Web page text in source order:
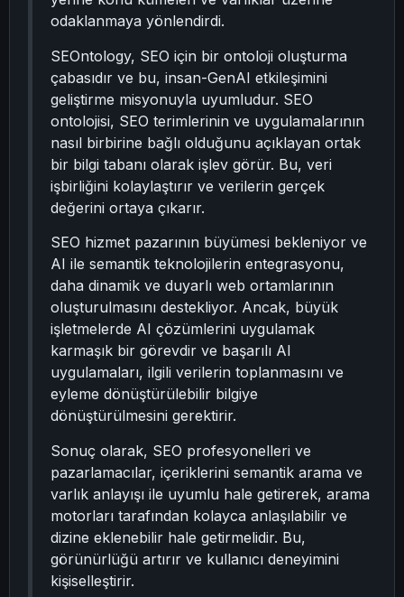
odaklanmaya yönlendirdi.
SEOntology, SEO için bir ontoloji oluşturma
çabasıdır ve bu, insan-GenAI etkileşimini
geliştirme misyonuyla uyumludur. SEO
ontolojisi, SEO terimlerinin ve uygulamalarının
nasıl birbirine bağlı olduğunu açıklayan ortak
bir bilgi tabanı olarak işlev görür. Bu, veri
işbirliğini kolaylaştırır ve verilerin gerçek
değerini ortaya çıkarır.
SEO hizmet pazarının büyümesi bekleniyor ve
AI ile semantik teknolojilerin entegrasyonu,
daha dinamik ve duyarlı web ortamlarının
oluşturulmasını destekliyor. Ancak, büyük
işletmelerde AI çözümlerini uygulamak
karmaşık bir görevdir ve başarılı AI
uygulamaları, ilgili verilerin toplanmasını ve
eyleme dönüştürülebilir bilgiye
dönüştürülmesini gerektirir.
Sonuç olarak, SEO profesyonelleri ve
pazarlamacılar, içeriklerini semantik arama ve
varlık anlayışı ile uyumlu hale getirerek, arama
motorları tarafından kolayca anlaşılabilir ve
dizine eklenebilir hale getirmelidir. Bu,
görünürlüğü artırır ve kullanıcı deneyimini
kişiselleştirir.